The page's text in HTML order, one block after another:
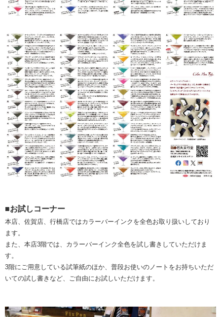
■お試しコーナー
本店、佐賀店、行橋店ではカラーバーインクを全色お取り扱いしており
ます。
また、本店3階では、カラーバーインク全色を試し書きしていただけま
す。
3階にご用意している試筆紙のほか、普段お使いのノートをお持ちいただ
いての試し書きなど、ご自由にお試しいただけます。